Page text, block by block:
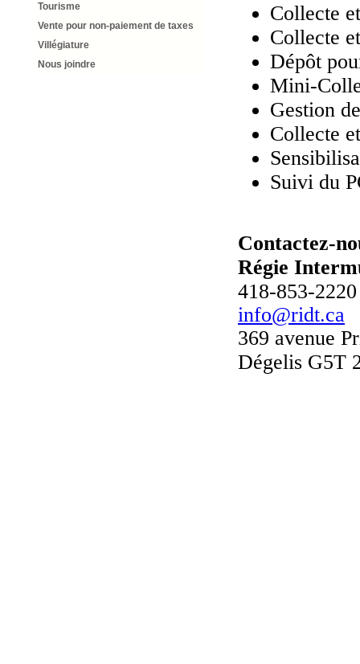
Tourisme
Vente pour non-paiement de taxes
Villégiature
Nous joindre
Collecte
Collecte
Dépôt
Mini-
Gestion
Collecte
Suivi du
Contactez-
Régie
418-853-
info@ridt.ca
369 avenue
Dégelis G5T